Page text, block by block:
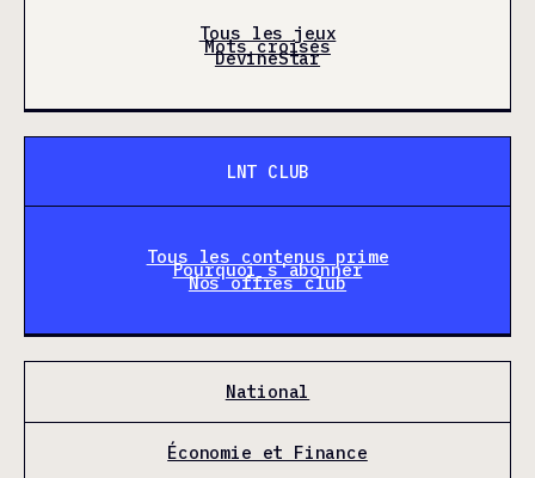
Tous les jeux
Mots croisés
DevineStar
LNT CLUB
Tous les contenus prime
Pourquoi s'abonner
Nos offres club
National
Économie et Finance